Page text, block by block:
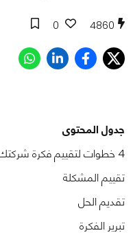
4860
0
جدول المحتوى
4 خطوات لتقييم فكرة شركتك الناشئة!
تقييم المشكلة
تقديم الحل
تبرير الفكرة